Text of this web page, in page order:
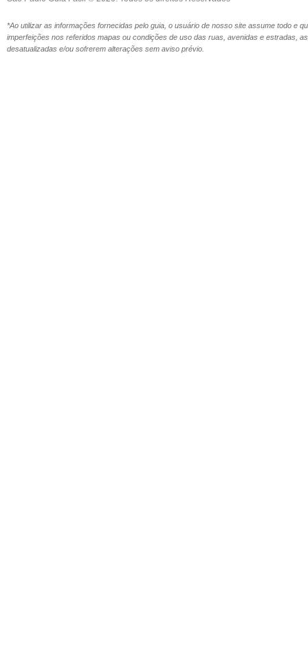
*Ao utilizar as informações fornecidas pelo guia, o usuário de nosso site assume todo e
imperfeições nos referidos mapas ou condições de uso das ruas, avenidas e estradas,
desatualizadas e/ou sofrerem alterações sem aviso prévio.